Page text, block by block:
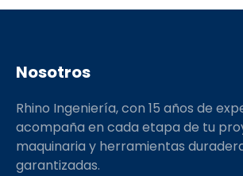
Nosotros
Rhino Ingeniería, con 15 años de
acompaña en cada etapa de tu
maquinaria y herramientas
garantizadas.